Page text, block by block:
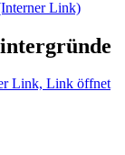
Link)
Link, Link öffnet